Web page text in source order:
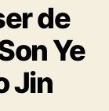
r
c
e
de
Ye
Jin